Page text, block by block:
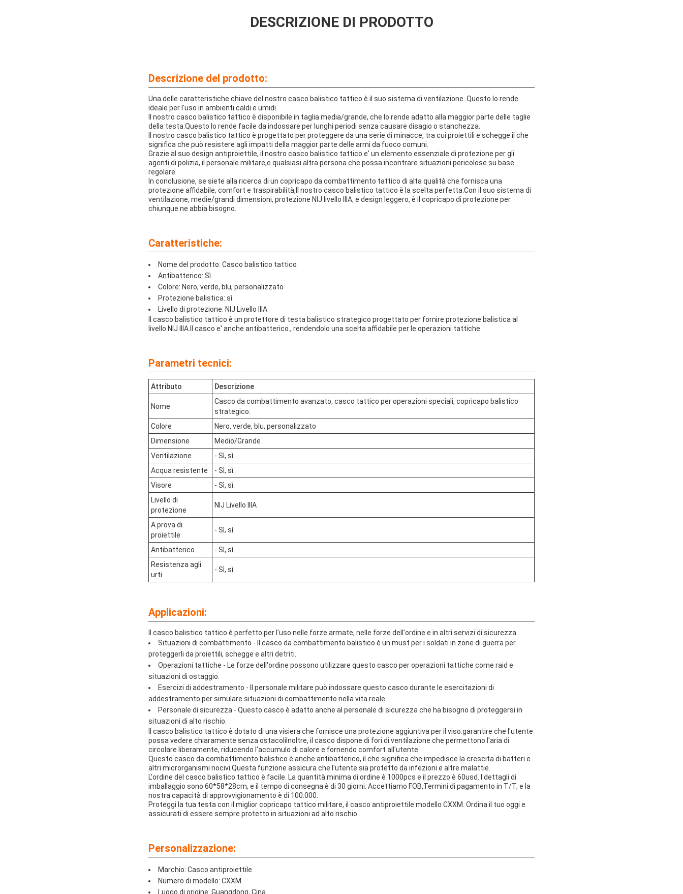
DESCRIZIONE DI PRODOTTO
Descrizione del prodotto:
Una delle caratteristiche chiave del nostro casco balistico tattico è il suo sistema di ventilazione..Questo lo rende
ideale per l'uso in ambienti caldi e umidi.
Il nostro casco balistico tattico è disponibile in taglia media/grande, che lo rende adatto alla maggior parte delle taglie
della testa.Questo lo rende facile da indossare per lunghi periodi senza causare disagio o stanchezza.
Il nostro casco balistico tattico è progettato per proteggere da una serie di minacce, tra cui proiettili e schegge.il che
significa che può resistere agli impatti della maggior parte delle armi da fuoco comuni.
Grazie al suo design antiproiettile, il nostro casco balistico tattico e' un elemento essenziale di protezione per gli
agenti di polizia, il personale militare,e qualsiasi altra persona che possa incontrare situazioni pericolose su base
regolare.
In conclusione, se siete alla ricerca di un copricapo da combattimento tattico di alta qualità che fornisca una
protezione affidabile, comfort e traspirabilità,Il nostro casco balistico tattico è la scelta perfetta.Con il suo sistema di
ventilazione, medie/grandi dimensioni, protezione NIJ livello IIIA, e design leggero, è il copricapo di protezione per
chiunque ne abbia bisogno.
Caratteristiche:
Nome del prodotto: Casco balistico tattico
Antibatterico: Sì
Colore: Nero, verde, blu, personalizzato
Protezione balistica: sì
Livello di protezione: NIJ Livello IIIA
Il casco balistico tattico è un protettore di testa balistico strategico progettato per fornire protezione balistica al
livello NIJ IIIA.Il casco e' anche antibatterico., rendendolo una scelta affidabile per le operazioni tattiche.
Parametri tecnici:
Attributo Descrizione
Nome
Casco da combattimento avanzato, casco tattico per operazioni speciali, copricapo balistico
strategico.
Colore
Nero, verde, blu, personalizzato
Dimensione
Medio/Grande
Ventilazione
- Sì, sì.
Acqua resistente
- Sì, sì.
Visore
- Sì, sì.
Livello di
protezione
NIJ Livello IIIA
A prova di
proiettile
- Sì, sì.
Antibatterico
- Sì, sì.
Resistenza agli
urti
- Sì, sì.
Applicazioni:
Il casco balistico tattico è perfetto per l'uso nelle forze armate, nelle forze dell'ordine e in altri servizi di sicurezza.
Situazioni di combattimento - Il casco da combattimento balistico è un must per i soldati in zone di guerra per
proteggerli da proiettili, schegge e altri detriti.
Operazioni tattiche - Le forze dell'ordine possono utilizzare questo casco per operazioni tattiche come raid e
situazioni di ostaggio.
Esercizi di addestramento - Il personale militare può indossare questo casco durante le esercitazioni di
addestramento per simulare situazioni di combattimento nella vita reale.
Personale di sicurezza - Questo casco è adatto anche al personale di sicurezza che ha bisogno di proteggersi in
situazioni di alto rischio.
Il casco balistico tattico è dotato di una visiera che fornisce una protezione aggiuntiva per il viso.garantire che l'utente
possa vedere chiaramente senza ostacoliInoltre, il casco dispone di fori di ventilazione che permettono l'aria di
circolare liberamente, riducendo l'accumulo di calore e fornendo comfort all'utente.
Questo casco da combattimento balistico è anche antibatterico, il che significa che impedisce la crescita di batteri e
altri microrganismi nocivi.Questa funzione assicura che l'utente sia protetto da infezioni e altre malattie.
L'ordine del casco balistico tattico è facile. La quantità minima di ordine è 1000pcs e il prezzo è 60usd. I dettagli di
imballaggio sono 60*58*28cm, e il tempo di consegna è di 30 giorni. Accettiamo FOB,Termini di pagamento in T/T, e la
nostra capacità di approvvigionamento è di 100.000.
Proteggi la tua testa con il miglior copricapo tattico militare, il casco antiproiettile modello CXXM. Ordina il tuo oggi e
assicurati di essere sempre protetto in situazioni ad alto rischio.
Personalizzazione:
Marchio: Casco antiproiettile
Numero di modello: CXXM
Luogo di origine: Guangdong, Cina